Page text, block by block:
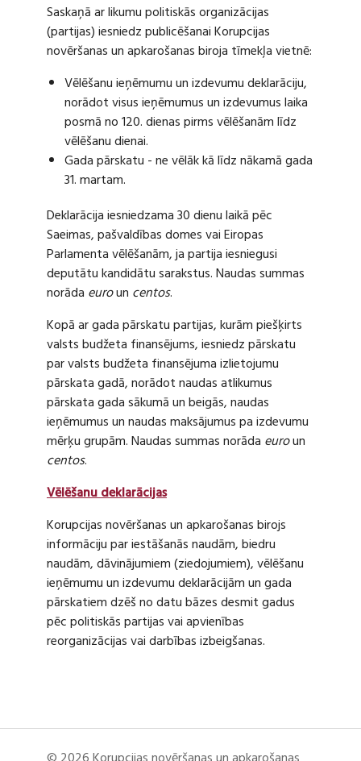
Saskaņā ar likumu politiskās organizācijas
(partijas) iesniedz publicēšanai Korupcijas
novēršanas un apkarošanas biroja tīmekļa vietnē:
Vēlēšanu ieņēmumu un izdevumu deklarāciju,
norādot visus ieņēmumus un izdevumus laika
posmā no 120. dienas pirms vēlēšanām līdz
vēlēšanu dienai.
Gada pārskatu - ne vēlāk kā līdz nākamā gada
31. martam.
Deklarācija iesniedzama 30 dienu laikā pēc
Saeimas, pašvaldības domes vai Eiropas
Parlamenta vēlēšanām, ja partija iesniegusi
deputātu kandidātu sarakstus. Naudas summas
norāda euroun centos.
Kopā ar gada pārskatu partijas, kurām piešķirts
valsts budžeta finansējums, iesniedz pārskatu
par valsts budžeta finansējuma izlietojumu
pārskata gadā, norādot naudas atlikumus
pārskata gada sākumā un beigās, naudas
ieņēmumus un naudas maksājumus pa izdevumu
mērķu grupām. Naudas summas norāda euroun
centos.
Vēlēšanu deklarācijas
Korupcijas novēršanas un apkarošanas birojs
informāciju par iestāšanās naudām, biedru
naudām, dāvinājumiem (ziedojumiem), vēlēšanu
ieņēmumu un izdevumu deklarācijām un gada
pārskatiem dzēš no datu bāzes desmit gadus
pēc politiskās partijas vai apvienības
reorganizācijas vai darbības izbeigšanas.